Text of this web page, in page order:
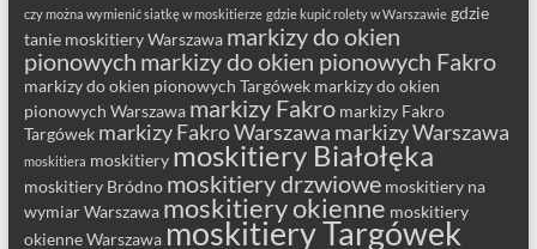
czy można wymienić siatkę w moskitierze gdzie kupić rolety w Warszawie gdzie
tanie moskitiery Warszawa markizy do okien
pionowych markizy do okien pionowych Fakro
markizy do okien pionowych Targówek markizy do okien
pionowych Warszawa markizy Fakro markizy Fakro
Targówek markizy Fakro Warszawa markizy Warszawa
moskitiera moskitiery moskitiery Białołęka
moskitiery Bródno moskitiery drzwiowe moskitiery na
wymiar Warszawa moskitiery okienne moskitiery
okienne Warszawa moskitiery Targówek